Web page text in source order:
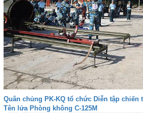
Quân chủng PK-KQ tổ chức Diễn tập chiến
Tên lửa Phòng không C-125M